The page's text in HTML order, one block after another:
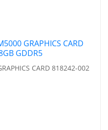
CARD 818242-002